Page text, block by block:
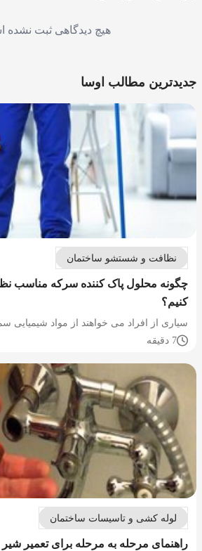
هیچ دیدگاهی ثبت نشده
جدیدترین مطالب اوسا
نظافت و شستشو ساختمان
چگونه محلول پاک کننده سرکه مناسب
کنیم؟
سیاری از افراد می خواهند از مواد
7 دقیقه
لوله کشی و تاسیسات ساختمان
راهنمای مرحله به مرحله برای تعمیر